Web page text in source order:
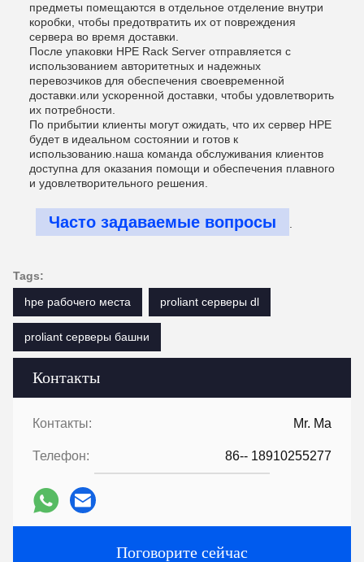
Контакты
Контакты: Mr. Ma
Телефон: 86-- 18910255277
Поговорите сейчас
предметы помещаются в отдельное отделение внутри
коробки, чтобы предотвратить их от повреждения
сервера во время доставки.
После упаковки HPE Rack Server отправляется с
использованием авторитетных и надежных
перевозчиков для обеспечения своевременной
доставки.или ускоренной доставки, чтобы удовлетворить
их потребности.
По прибытии клиенты могут ожидать, что их сервер HPE
будет в идеальном состоянии и готов к
использованию.наша команда обслуживания клиентов
доступна для оказания помощи и обеспечения плавного
и удовлетворительного решения.
Часто задаваемые вопросы
Tags:
hpe рабочего места
proliant серверы dl
proliant серверы башни